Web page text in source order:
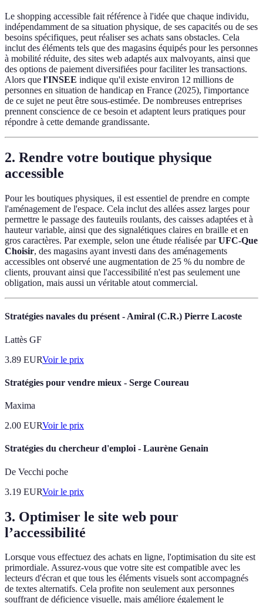
Le shopping accessible fait référence à l'idée que chaque individu,
indépendamment de sa situation physique, de ses capacités ou de ses
besoins spécifiques, peut réaliser ses achats sans obstacles. Cela
inclut des éléments tels que des magasins équipés pour les personnes
à mobilité réduite, des sites web adaptés aux malvoyants, ainsi que
des options de paiement diversifiées pour faciliter les transactions.
Alors que l'INSEE indique qu'il existe environ 12 millions de
personnes en situation de handicap en France (2025), l'importance
de ce sujet ne peut être sous-estimée. De nombreuses entreprises
prennent conscience de ce besoin et adaptent leurs pratiques pour
répondre à cette demande grandissante.
2. Rendre votre boutique physique
accessible
Pour les boutiques physiques, il est essentiel de prendre en compte
l'aménagement de l'espace. Cela inclut des allées assez larges pour
permettre le passage des fauteuils roulants, des caisses adaptées et à
hauteur variable, ainsi que des signalétiques claires en braille et en
gros caractères. Par exemple, selon une étude réalisée parUFC-Que
Choisir, des magasins ayant investi dans des aménagements
accessibles ont observé une augmentation de 25 % du nombre de
clients, prouvant ainsi que l'accessibilité n'est pas seulement une
obligation, mais aussi un véritable atout commercial.
Stratégies navales du présent - Amiral (C.R.) Pierre Lacoste
Lattès GF
3.89 EURVoir le prix
Stratégies pour vendre mieux - Serge Coureau
Maxima
2.00 EURVoir le prix
Stratégies du chercheur d'emploi - Laurène Genain
De Vecchi poche
3.19 EURVoir le prix
3. Optimiser le site web pour
l’accessibilité
Lorsque vous effectuez des achats en ligne, l'optimisation du site est
primordiale. Assurez-vous que votre site est compatible avec les
lecteurs d'écran et que tous les éléments visuels sont accompagnés
de textes alternatifs. Cela profite non seulement aux personnes
souffrant de déficience visuelle, mais améliore également le